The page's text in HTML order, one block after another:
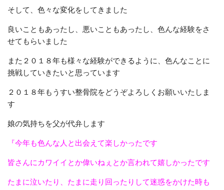
そして、色々な変化をしてきました
良いこともあったし、悪いこともあったし、色んな経験をさ
せてもらいました
また２０１８年も様々な経験ができるように、色んなことに
挑戦していきたいと思っています
２０１８年もうすい整骨院をどうぞよろしくお願いいたしま
す
娘の気持ちを父が代弁します
『今年も色んな人と出会えて楽しかったです
皆さんにカワイイとか偉いねぇとか言われて嬉しかったです
たまに泣いたり、たまに走り回ったりして迷惑をかけた時も